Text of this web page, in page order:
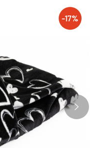
-17%